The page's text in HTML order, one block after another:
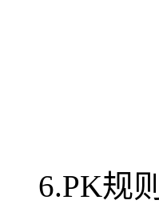
6.PK规则